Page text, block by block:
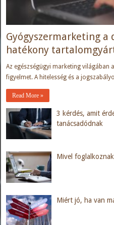
Gyógyszermarketing
hatékony
Az egészségügyi marketing világában
figyelmet. A hitelesség és a
Read More »
3 kérdés, amit
tanácsadódnak
Mivel
Miért jó, ha van